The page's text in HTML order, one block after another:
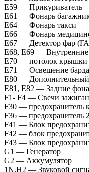
E59 — Прикуриватель
E61 — Фонарь
E64 — Фонарь такси
Е66 — Фонарь
Е67 — Детектор фар
Е68, Е69 —
Е70 — потолок крышки
E71 — Освещение
E80 — Дополнительный
E81, E82 — Задние
F1- F4 — Свечи
F30 — предохранитель
F36 — предохранитель
F41 — Блок
F42 — блок
F43 — Блок
G1 — Генератор
G2 — Аккумулятор
1N.H2 — Звуковой